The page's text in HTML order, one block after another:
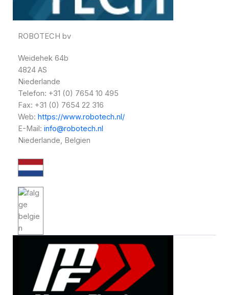
ROBOTECH bv
Weidehek 64b
4824 AS
Niederlande
Telefon: +31 (0) 7654 10 495
Fax: +31 (0) 7654 22 316
Web: https://www.robotech.nl/
E-Mail: info@robotech.nl
Niederlande, Belgien